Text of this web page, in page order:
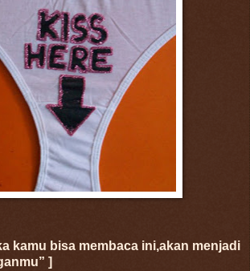
kamu bisa membaca ini,akan menjadi
]